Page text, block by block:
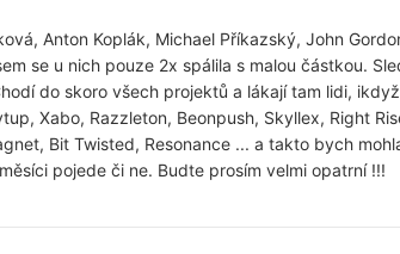
Anton Koplák, Michael Příkazský, John
se u nich pouze 2x spálila s malou částkou.
do skoro všech projektů a lákají tam lidi,
Xabo, Razzleton, Beonpush, Skyllex, Right
Bit Twisted, Resonance ... a takto bych
pojede či ne. Budte prosím velmi opatrní !!!